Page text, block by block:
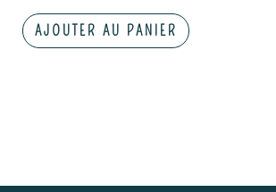
AJOUTER AU PANIER